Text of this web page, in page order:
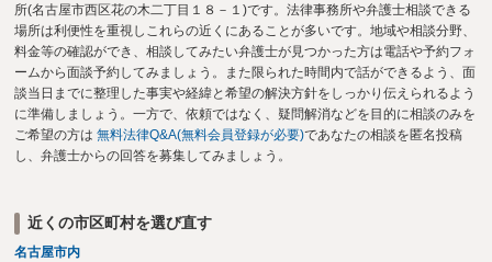
所(名古屋市西区花の木二丁目１８－１)です。法律事務所や弁護士相談できる
場所は利便性を重視しこれらの近くにあることが多いです。地域や相談分野、
料金等の確認ができ、相談してみたい弁護士が見つかった方は電話や予約フォ
ームから面談予約してみましょう。また限られた時間内で話ができるよう、面
談当日までに整理した事実や経緯と希望の解決方針をしっかり伝えられるよう
に準備しましょう。一方で、依頼ではなく、疑問解消などを目的に相談のみを
ご希望の方は 無料法律Q&A(無料会員登録が必要)であなたの相談を匿名投稿
し、弁護士からの回答を募集してみましょう。
近くの市区町村を選び直す
名古屋市内